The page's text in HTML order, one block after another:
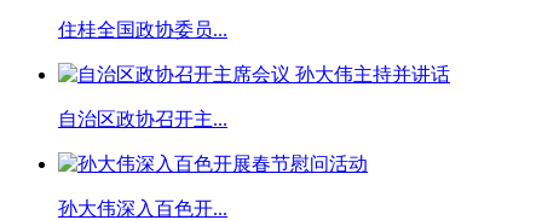
住桂全国政协委员...
自治区政协召开主...
孙大伟深入百色开...